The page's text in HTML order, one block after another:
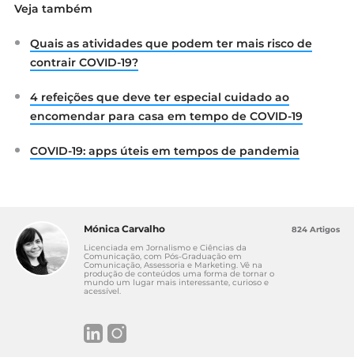
https://www.sns.gov.pt/noticias/2020/09/01/
Veja também
Quais as atividades que podem ter mais risco de
contrair COVID-19?
4 refeições que deve ter especial cuidado ao
encomendar para casa em tempo de COVID-19
COVID-19: apps úteis em tempos de pandemia
Mónica Carvalho
Licenciada em Jornalismo e Ciências da
Comunicação, com Pós-Graduação em
Comunicação, Assessoria e Marketing. Vê na
produção de conteúdos uma forma de tornar o
mundo um lugar mais interessante, curioso e
acessível.
824 Artigos